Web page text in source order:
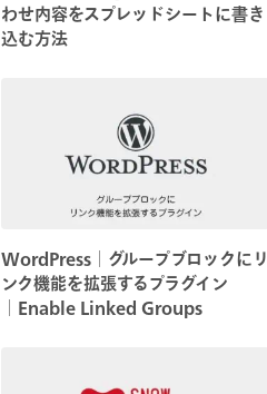
わせ内容をスプレッドシートに書き
込む方法
WordPress│グループブロックにリ
ンク機能を拡張するプラグイン
│Enable Linked Groups